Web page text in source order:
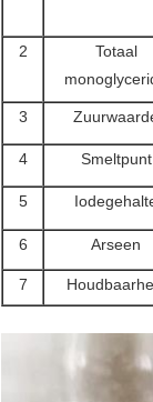
2
Totaal
3
4 Smeltpunt
5
6 Arseen
7